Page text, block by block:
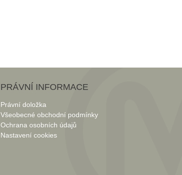
PRÁVNÍ INFORMACE
Právní doložka
Všeobecné obchodní podmínky
Ochrana osobních údajů
Nastavení cookies